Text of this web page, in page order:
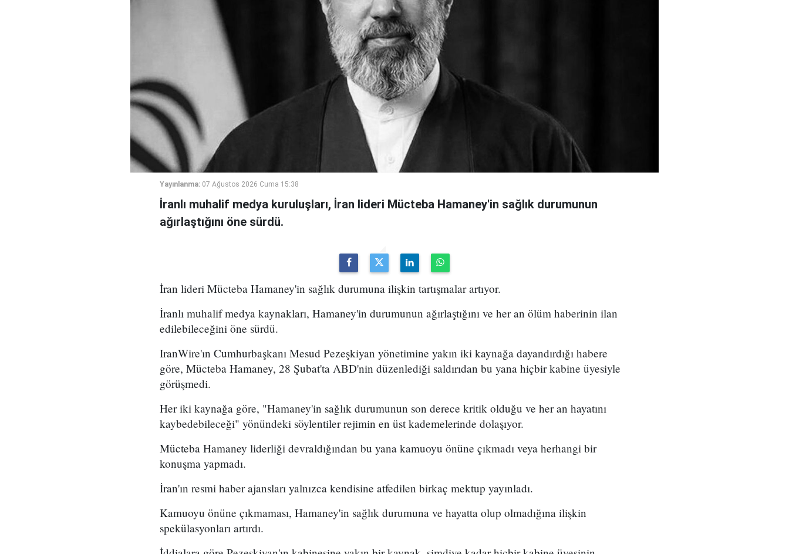
Yayınlanma: 07 Ağustos 2026 Cuma 15:38
İranlı muhalif medya kuruluşları, İran lideri Mücteba Hamaney'in sağlık durumunun
ağırlaştığını öne sürdü.
İran lideri Mücteba Hamaney'in sağlık durumuna ilişkin tartışmalar artıyor.
İranlı muhalif medya kaynakları, Hamaney'in durumunun ağırlaştığını ve her an ölüm haberinin ilan
edilebileceğini öne sürdü.
IranWire'ın Cumhurbaşkanı Mesud Pezeşkiyan yönetimine yakın iki kaynağa dayandırdığı habere
göre, Mücteba Hamaney, 28 Şubat'ta ABD'nin düzenlediği saldırıdan bu yana hiçbir kabine üyesiyle
görüşmedi.
Her iki kaynağa göre, "Hamaney'in sağlık durumunun son derece kritik olduğu ve her an hayatını
kaybedebileceği" yönündeki söylentiler rejimin en üst kademelerinde dolaşıyor.
Mücteba Hamaney liderliği devraldığından bu yana kamuoyu önüne çıkmadı veya herhangi bir
konuşma yapmadı.
İran'ın resmi haber ajansları yalnızca kendisine atfedilen birkaç mektup yayınladı.
Kamuoyu önüne çıkmaması, Hamaney'in sağlık durumuna ve hayatta olup olmadığına ilişkin
spekülasyonları artırdı.